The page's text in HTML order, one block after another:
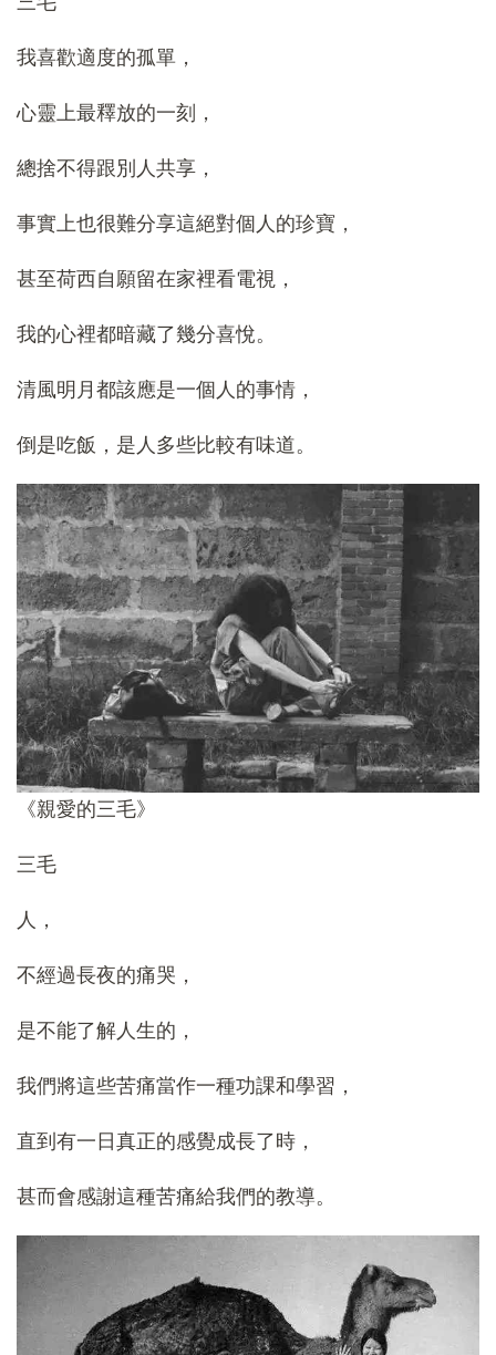
我喜歡適度的孤單，
心靈上最釋放的一刻，
總捨不得跟別人共享，
事實上也很難分享這絕對個人的珍寶，
甚至荷西自願留在家裡看電視，
我的心裡都暗藏了幾分喜悅。
清風明月都該應是一個人的事情，
倒是吃飯，是人多些比較有味道。
《親愛的三毛》
三毛
人，
不經過長夜的痛哭，
是不能了解人生的，
我們將這些苦痛當作一種功課和學習，
直到有一日真正的感覺成長了時，
甚而會感謝這種苦痛給我們的教導。